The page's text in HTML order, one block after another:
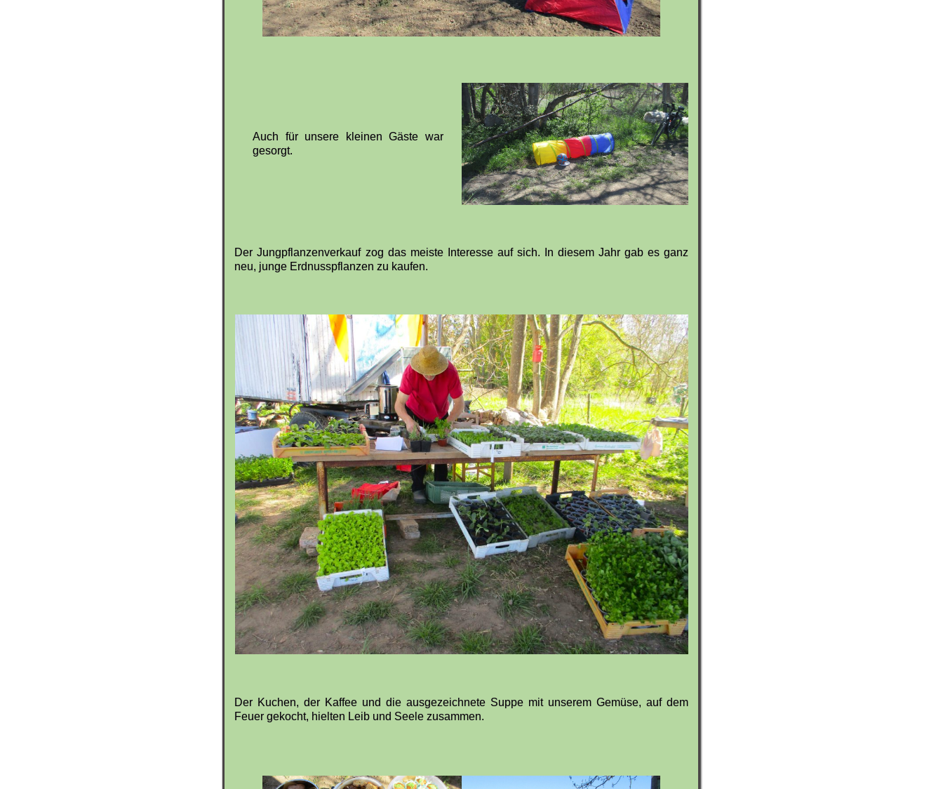
Auch für unsere kleinen Gäste war
gesorgt.
Der Jungpflanzenverkauf zog das meiste Interesse auf sich. In diesem Jahr gab es ganz
neu, junge Erdnusspflanzen zu kaufen.
Der Kuchen, der Kaffee und die ausgezeichnete Suppe mit unserem Gemüse, auf dem
Feuer gekocht, hielten Leib und Seele zusammen.